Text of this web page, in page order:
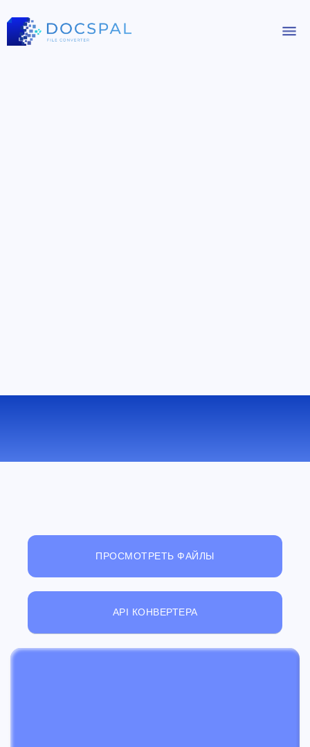
ПРОСМОТРЕТЬ ФАЙЛЫ
API КОНВЕРТЕРА